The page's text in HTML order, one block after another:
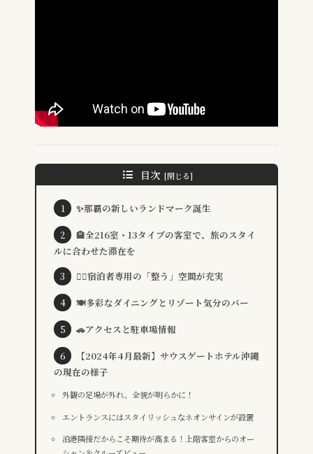
目次
✨那覇の新しいランドマーク誕生
🏨全216室・13タイプの客室で、旅のスタイ
ルに合わせた滞在を
🧖‍♀️宿泊者専用の「整う」空間が充実
🍽️多彩なダイニングとリゾート気分のバー
🚗アクセスと駐車場情報
【2024年4月最新】サウスゲートホテル沖縄
の現在の様子
外観の足場が外れ、全貌が明らかに！
エントランスにはスタイリッシュなネオンサインが設置
泊港隣接だからこそ期待が高まる！上階客室からのオー